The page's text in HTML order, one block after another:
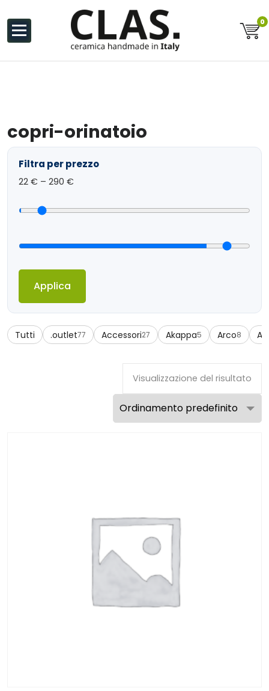
contenuto
0
copri-orinatoio
Filtra per prezzo
22€ – 290 €
Applica
Tutti .outlet77 Accessori27 Akappa5 Arco8
Visualizzazione del risultato